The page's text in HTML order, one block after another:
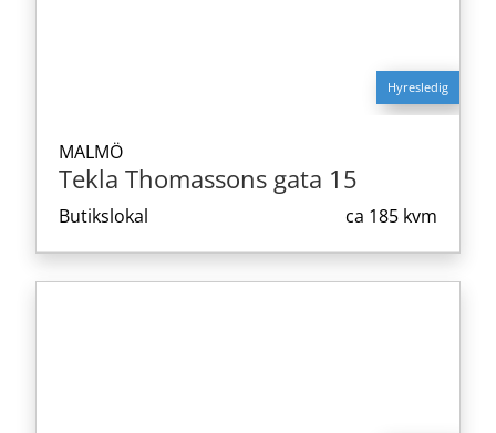
Hyresledig
MALMÖ
Tekla Thomassons gata 15
Butikslokal ca 185 kvm